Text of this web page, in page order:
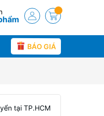
BÁO GIÁ
tại TP.HCM